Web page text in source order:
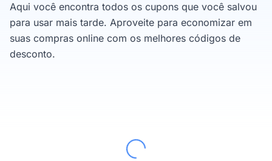
Aqui você encontra todos os cupons que você salvou
para usar mais tarde. Aproveite para economizar em
suas compras online com os melhores códigos de
desconto.